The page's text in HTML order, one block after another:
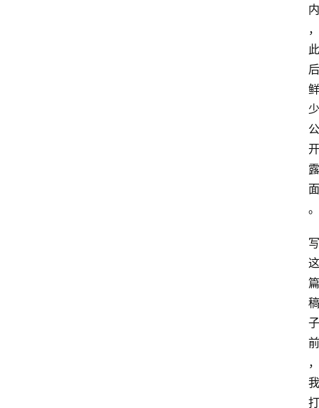
内
，
此
后
鲜
少
公
开
露
面
。
写
这
篇
稿
子
前
，
我
打